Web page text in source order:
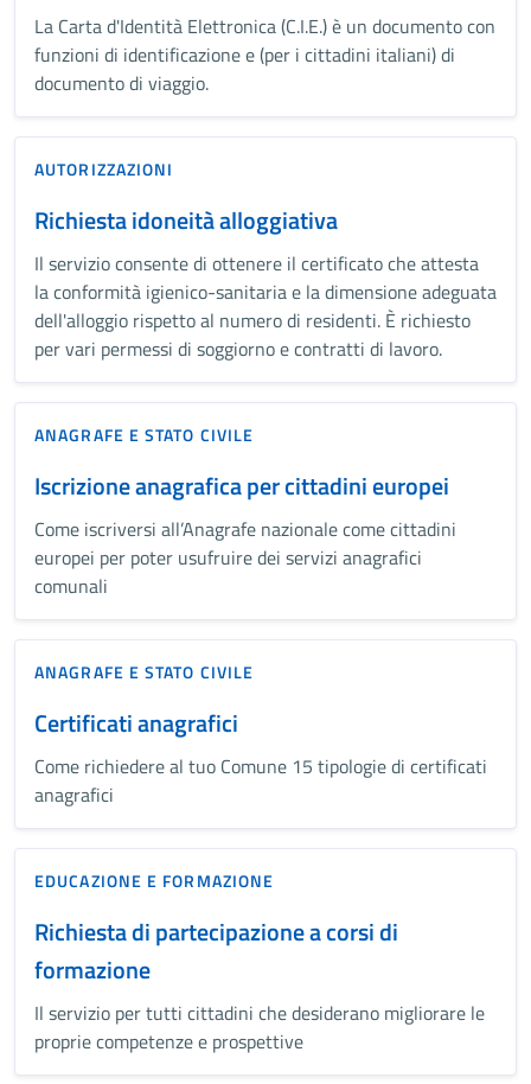
La Carta d'Identità Elettronica (C.I.E.) è un documento con
funzioni di identificazione e (per i cittadini italiani) di
documento di viaggio.
AUTORIZZAZIONI
Richiesta idoneità alloggiativa
Il servizio consente di ottenere il certificato che attesta
la conformità igienico-sanitaria e la dimensione adeguata
dell'alloggio rispetto al numero di residenti. È richiesto
per vari permessi di soggiorno e contratti di lavoro.
ANAGRAFE E STATO CIVILE
Iscrizione anagrafica per cittadini europei
Come iscriversi all’Anagrafe nazionale come cittadini
europei per poter usufruire dei servizi anagrafici
comunali
ANAGRAFE E STATO CIVILE
Certificati anagrafici
Come richiedere al tuo Comune 15 tipologie di certificati
anagrafici
EDUCAZIONE E FORMAZIONE
Richiesta di partecipazione a corsi di
formazione
Il servizio per tutti cittadini che desiderano migliorare le
proprie competenze e prospettive